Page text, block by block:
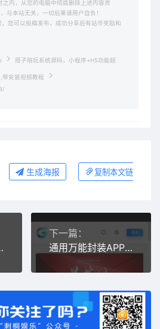
内，从您的电脑中彻底删除上述内容资
与本站无关，一切后果请用户自负！
您可以投稿发布，成功分享后有站币奖励和
搭子陪玩系统源码，小程序+H5功能超
带安装视频教程
生成海报 复制本文链接
序源码
下一篇：
通用万能封装APP源码(可以封装任意网站,H5游戏,盒子,手游等等)带教程